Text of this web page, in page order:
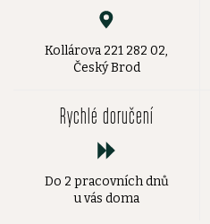
Kollárova 221 282 02,
Český Brod
Rychlé doručení
Do 2 pracovních dnů
u vás doma